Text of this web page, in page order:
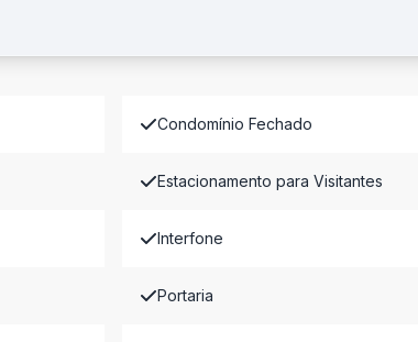
Condomínio Fechado
Estacionamento para Visitantes
Interfone
Portaria